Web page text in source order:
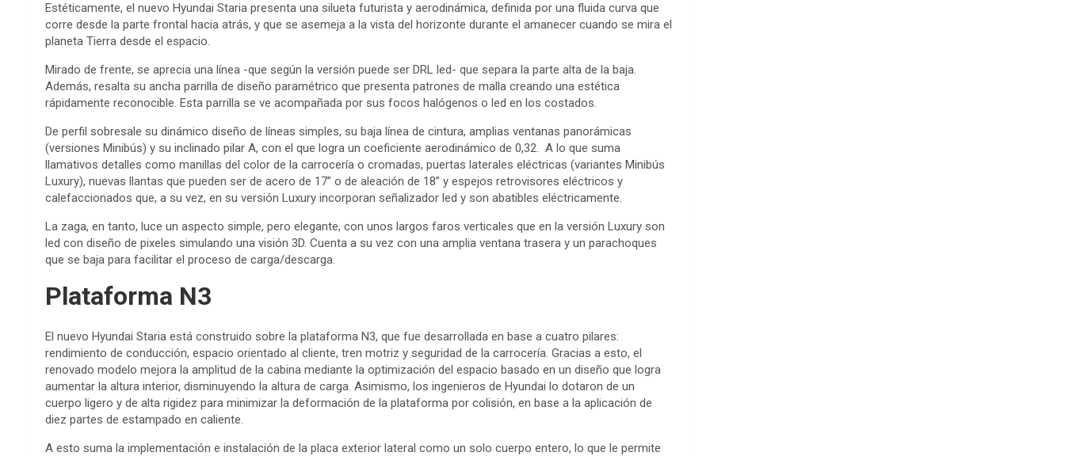
Estéticamente, el nuevo Hyundai Staria presenta una silueta futurista y aerodinámica, definida por una fluida curva que
corre desde la parte frontal hacia atrás, y que se asemeja a la vista del horizonte durante el amanecer cuando se mira el
planeta Tierra desde el espacio.
Mirado de frente, se aprecia una línea -que según la versión puede ser DRL led- que separa la parte alta de la baja.
Además, resalta su ancha parrilla de diseño paramétrico que presenta patrones de malla creando una estética
rápidamente reconocible. Esta parrilla se ve acompañada por sus focos halógenos o led en los costados.
De perfil sobresale su dinámico diseño de líneas simples, su baja línea de cintura, amplias ventanas panorámicas
(versiones Minibús) y su inclinado pilar A, con el que logra un coeficiente aerodinámico de 0,32. A lo que suma
llamativos detalles como manillas del color de la carrocería o cromadas, puertas laterales eléctricas (variantes Minibús
Luxury), nuevas llantas que pueden ser de acero de 17” o de aleación de 18” y espejos retrovisores eléctricos y
calefaccionados que, a su vez, en su versión Luxury incorporan señalizador led y son abatibles eléctricamente.
La zaga, en tanto, luce un aspecto simple, pero elegante, con unos largos faros verticales que en la versión Luxury son
led con diseño de pixeles simulando una visión 3D. Cuenta a su vez con una amplia ventana trasera y un parachoques
que se baja para facilitar el proceso de carga/descarga.
Plataforma N3
El nuevo Hyundai Staria está construido sobre la plataforma N3, que fue desarrollada en base a cuatro pilares:
rendimiento de conducción, espacio orientado al cliente, tren motriz y seguridad de la carrocería. Gracias a esto, el
renovado modelo mejora la amplitud de la cabina mediante la optimización del espacio basado en un diseño que logra
aumentar la altura interior, disminuyendo la altura de carga. Asimismo, los ingenieros de Hyundai lo dotaron de un
cuerpo ligero y de alta rigidez para minimizar la deformación de la plataforma por colisión, en base a la aplicación de
diez partes de estampado en caliente.
A esto suma la implementación e instalación de la placa exterior lateral como un solo cuerpo entero, lo que le permite